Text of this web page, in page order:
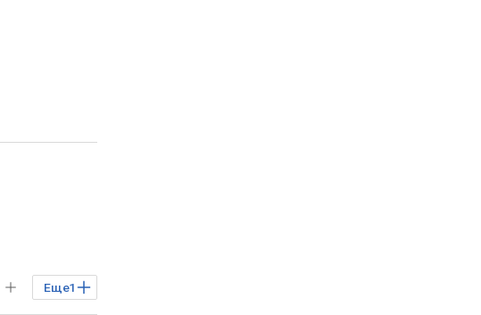
Еще1